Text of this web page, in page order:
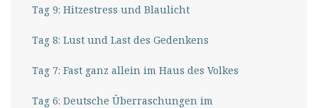
Tag 9: Hitzestress und Blaulicht
Tag 8: Lust und Last des Gedenkens
Tag 7: Fast ganz allein im Haus des Volkes
Tag 6: Deutsche Überraschungen im